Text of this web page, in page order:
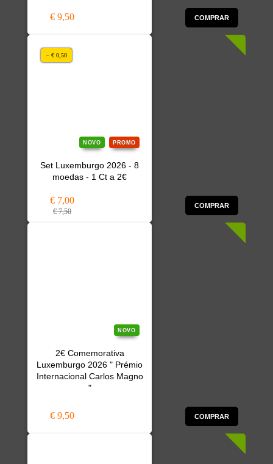
€ 9,50 COMPRAR
NOVO PROMO
Set Luxemburgo 2026 - 8
moedas - 1 Ct a 2€
€ 7,00
€ 7,50
COMPRAR
− € 0,50
NOVO
2€ Comemorativa
Luxemburgo 2026 " Prémio
Internacional Carlos Magno
"
€ 9,50 COMPRAR